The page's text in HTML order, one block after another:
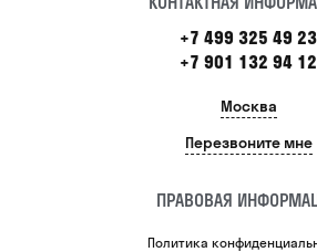
+7 499 325 49 23
+7 901 132 94 12
Москва
Перезвоните мне
ПРАВОВАЯ
Политика